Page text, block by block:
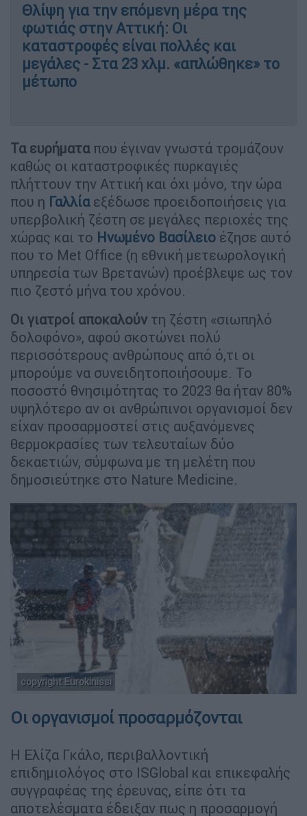
Θλίψη για την επόμενη μέρα της
φωτιάς στην Αττική: Οι
καταστροφές είναι πολλές και
μεγάλες - Στα 23 χλμ. «απλώθηκε» το
μέτωπο
Τα ευρήματαπου έγιναν γνωστά τρομάζουν
καθώς οι καταστροφικές πυρκαγιές
πλήττουν την Αττική και όχι μόνο, την ώρα
που η Γαλλία εξέδωσε προειδοποιήσεις για
υπερβολική ζέστη σε μεγάλες περιοχές της
χώρας και το Ηνωμένο Βασίλειο έζησε αυτό
που το Met Office (η εθνική μετεωρολογική
υπηρεσία των Βρετανών) προέβλεψε ως τον
πιο ζεστό μήνα του χρόνου.
Οι γιατροί αποκαλούν τη ζέστη «σιωπηλό
δολοφόνο», αφού σκοτώνει πολύ
περισσότερους ανθρώπους από ό,τι οι
μπορούμε να συνειδητοποιήσουμε. Το
ποσοστό θνησιμότητας το 2023 θα ήταν 80%
υψηλότερο αν οι ανθρώπινοι οργανισμοί δεν
είχαν προσαρμοστεί στις αυξανόμενες
θερμοκρασίες των τελευταίων δύο
δεκαετιών, σύμφωνα με τη μελέτη που
δημοσιεύτηκε στο Nature Medicine.
copyright Eurokinissi
Οι οργανισμοί προσαρμόζονται
Η Ελίζα Γκάλο, περιβαλλοντική
επιδημιολόγος στο ISGlobal και επικεφαλής
συγγραφέας της έρευνας, είπε ότι τα
αποτελέσματα έδειξαν πως η προσαρμογή